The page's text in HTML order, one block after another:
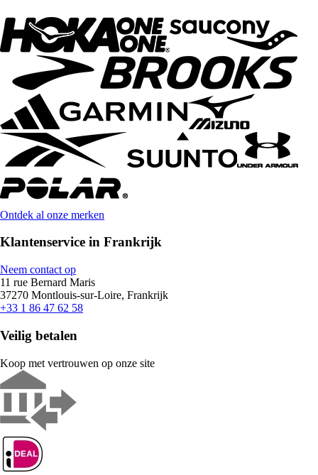
Ontdek al onze merken
Klantenservice in Frankrijk
Neem contact op
11 rue Bernard Maris
37270 Montlouis-sur-Loire, Frankrijk
+33 1 86 47 62 58
Veilig betalen
Koop met vertrouwen op onze site